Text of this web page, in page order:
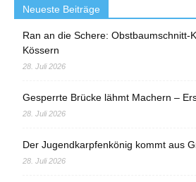
Neueste Beiträge
Ran an die Schere: Obstbaumschnitt-
Kössern
28. Juli 2026
Gesperrte Brücke lähmt Machern –
28. Juli 2026
Der Jugendkarpfenkönig kommt aus
28. Juli 2026